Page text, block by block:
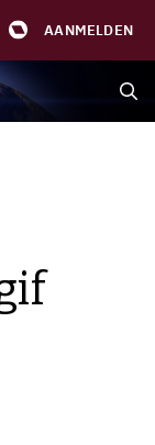
AANMELDEN